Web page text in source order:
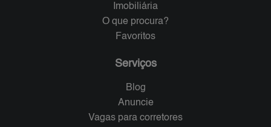
Imobiliária
O que procura?
Favoritos
Serviços
Blog
Anuncie
Vagas para corretores